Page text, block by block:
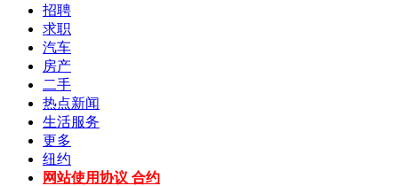
招聘
求职
汽车
房产
二手
热点新闻
生活服务
更多
纽约
网站使用协议 合约